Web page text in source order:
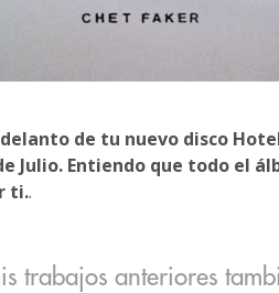
de tu nuevo disco
Julio. Entiendo que todo el
ti..
trabajos anteriores